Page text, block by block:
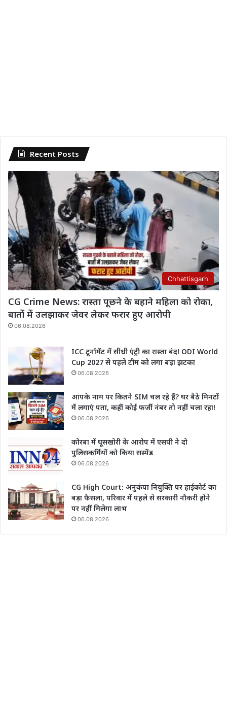
Recent Posts
Chhattisgarh
CG Crime News: रास्ता पूछने के बहाने महिला को रोका,
बातों में उलझाकर जेवर लेकर फरार हुए आरोपी
06.08.2026
ICC टूर्नामेंट में सीधी एंट्री का रास्ता बंद! ODI World
Cup 2027 से पहले टीम को लगा बड़ा झटका
06.08.2026
आपके नाम पर कितने SIM चल रहे हैं? घर बैठे मिनटों
में लगाएं पता, कहीं कोई फर्जी नंबर तो नहीं चला रहा!
06.08.2026
कोरबा में घूसखोरी के आरोप में एसपी ने दो
पुलिसकर्मियों को किया सस्पेंड
06.08.2026
CG High Court: अनुकंपा नियुक्ति पर हाईकोर्ट का
बड़ा फैसला, परिवार में पहले से सरकारी नौकरी होने
पर नहीं मिलेगा लाभ
06.08.2026